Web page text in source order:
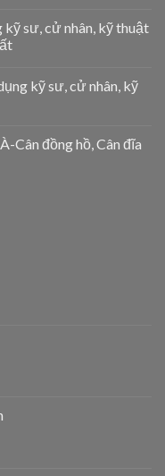
sư, cử nhân, kỹ thuật
kỹ sư, cử nhân, kỹ
Cân đồng hồ, Cân đĩa